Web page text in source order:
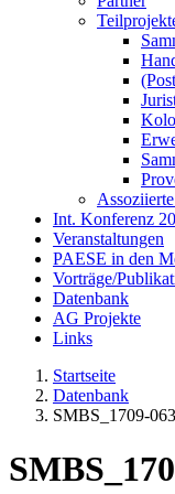
Int. Konferenz
Veranstaltungen
PAESE in den
Vorträge/
Datenbank
AG Projekte
Links
Startseite
Datenbank
SMBS_1709-